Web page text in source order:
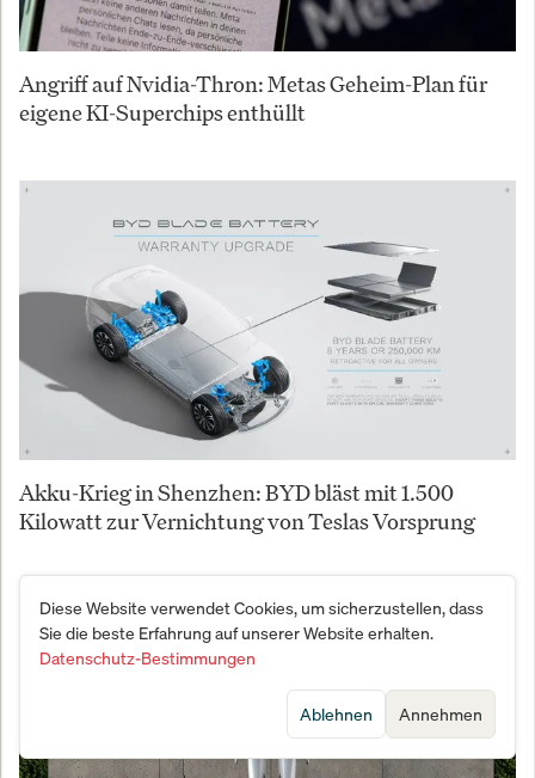
Angriff auf Nvidia-Thron: Metas Geheim-Plan für
eigene KI-Superchips enthüllt
Akku-Krieg in Shenzhen: BYD bläst mit 1.500
Kilowatt zur Vernichtung von Teslas Vorsprung
Diese Website verwendet Cookies, um sicherzustellen, dass
Sie die beste Erfahrung auf unserer Website erhalten.
Datenschutz-Bestimmungen
Annehmen
Ablehnen